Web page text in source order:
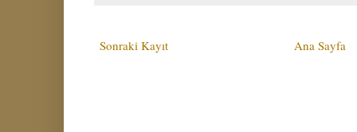
Sonraki Kayıt Ana Sayfa